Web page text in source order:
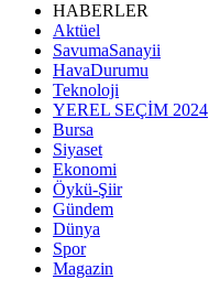
HABERLER
Aktüel
SavumaSanayii
HavaDurumu
Teknoloji
YEREL SEÇİM 2024
Bursa
Siyaset
Ekonomi
Öykü-Şiir
Gündem
Dünya
Spor
Magazin